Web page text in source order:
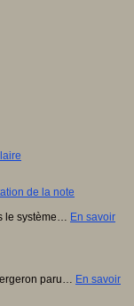
de la note
le système… En savoir
paru… En savoir